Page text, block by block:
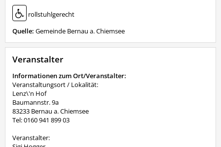
rollstuhlgerecht
Quelle: Gemeinde Bernau a. Chiemsee
Veranstalter
Informationen zum Ort/Veranstalter:
Veranstaltungsort / Lokalität:
Lenz\'n Hof
Baumannstr. 9a
83233 Bernau a. Chiemsee
Tel: 0160 941 899 03
Veranstalter: